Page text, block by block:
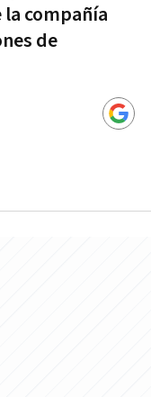
compañía
de